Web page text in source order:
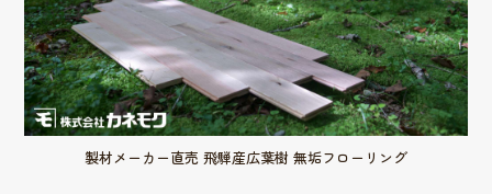
製材メーカー直売 飛騨産広葉樹 無垢フローリング